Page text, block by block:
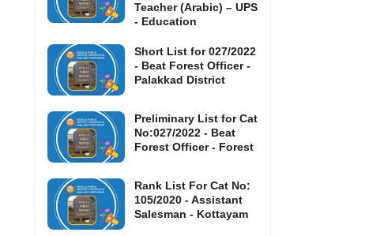
Teacher (Arabic) – UPS
- Education
Short List for 027/2022
- Beat Forest Officer -
Palakkad District
Preliminary List for Cat
No:027/2022 - Beat
Forest Officer - Forest
Rank List For Cat No:
105/2020 - Assistant
Salesman - Kottayam